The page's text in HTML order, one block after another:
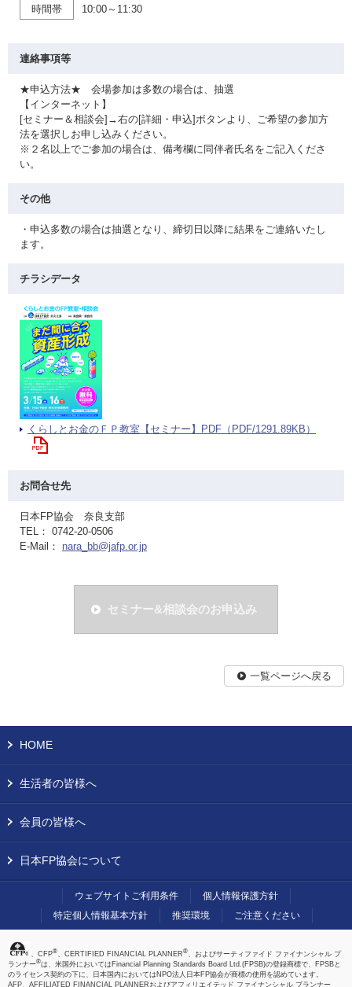
時間帯 10:00～11:30
連絡事項等
★申込方法★ 会場参加は多数の場合は、抽選
【インターネット】
[セミナー＆相談会]→右の[詳細・申込]ボタンより、ご希望の参加方
法を選択しお申し込みください。
※２名以上でご参加の場合は、備考欄に同伴者氏名をご記入くださ
い。
その他
・申込多数の場合は抽選となり、締切日以降に結果をご連絡いたし
ます。
チラシデータ
くらしとお金のＦＰ教室【セミナー】PDF（PDF/1291.89KB）
お問合せ先
日本FP協会 奈良支部
TEL： 0742-20-0506
E-Mail： nara_bb@jafp.or.jp
セミナー&相談会のお申込み
一覧ページへ戻る
HOME
生活者の皆様へ
会員の皆様へ
日本FP協会について
ウェブサイトご利用条件
個人情報保護方針
特定個人情報基本方針
推奨環境 ご注意ください
、CFP® 、CERTIFIED FINANCIAL PLANNER® 、およびサーティファイド ファイナンシャル プ
ランナー®は、米国外においてはFinancial Planning Standards Board Ltd.(FPSB)の登録商標で、FPSBと
のライセンス契約の下に、日本国内においてはNPO法人日本FP協会が商標の使用を認めています。
AFP、AFFILIATED FINANCIAL PLANNERおよびアフィリエイテッド ファイナンシャル プランナー